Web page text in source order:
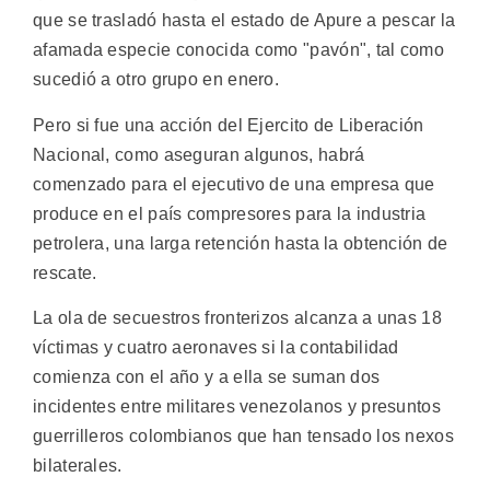
que se trasladó hasta el estado de Apure a pescar la
afamada especie conocida como "pavón", tal como
sucedió a otro grupo en enero.
Pero si fue una acción del Ejercito de Liberación
Nacional, como aseguran algunos, habrá
comenzado para el ejecutivo de una empresa que
produce en el país compresores para la industria
petrolera, una larga retención hasta la obtención de
rescate.
La ola de secuestros fronterizos alcanza a unas 18
víctimas y cuatro aeronaves si la contabilidad
comienza con el año y a ella se suman dos
incidentes entre militares venezolanos y presuntos
guerrilleros colombianos que han tensado los nexos
bilaterales.